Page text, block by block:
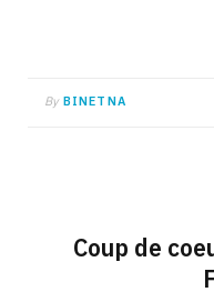
By BINETNA
Coup de